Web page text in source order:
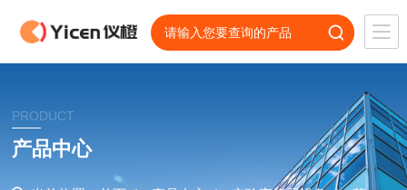
PRODUCT
产品中心